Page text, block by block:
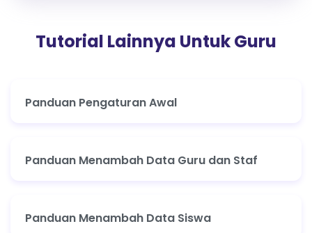
Tutorial Lainnya Untuk Guru
Panduan Pengaturan Awal
Panduan Menambah Data Guru dan Staf
Panduan Menambah Data Siswa